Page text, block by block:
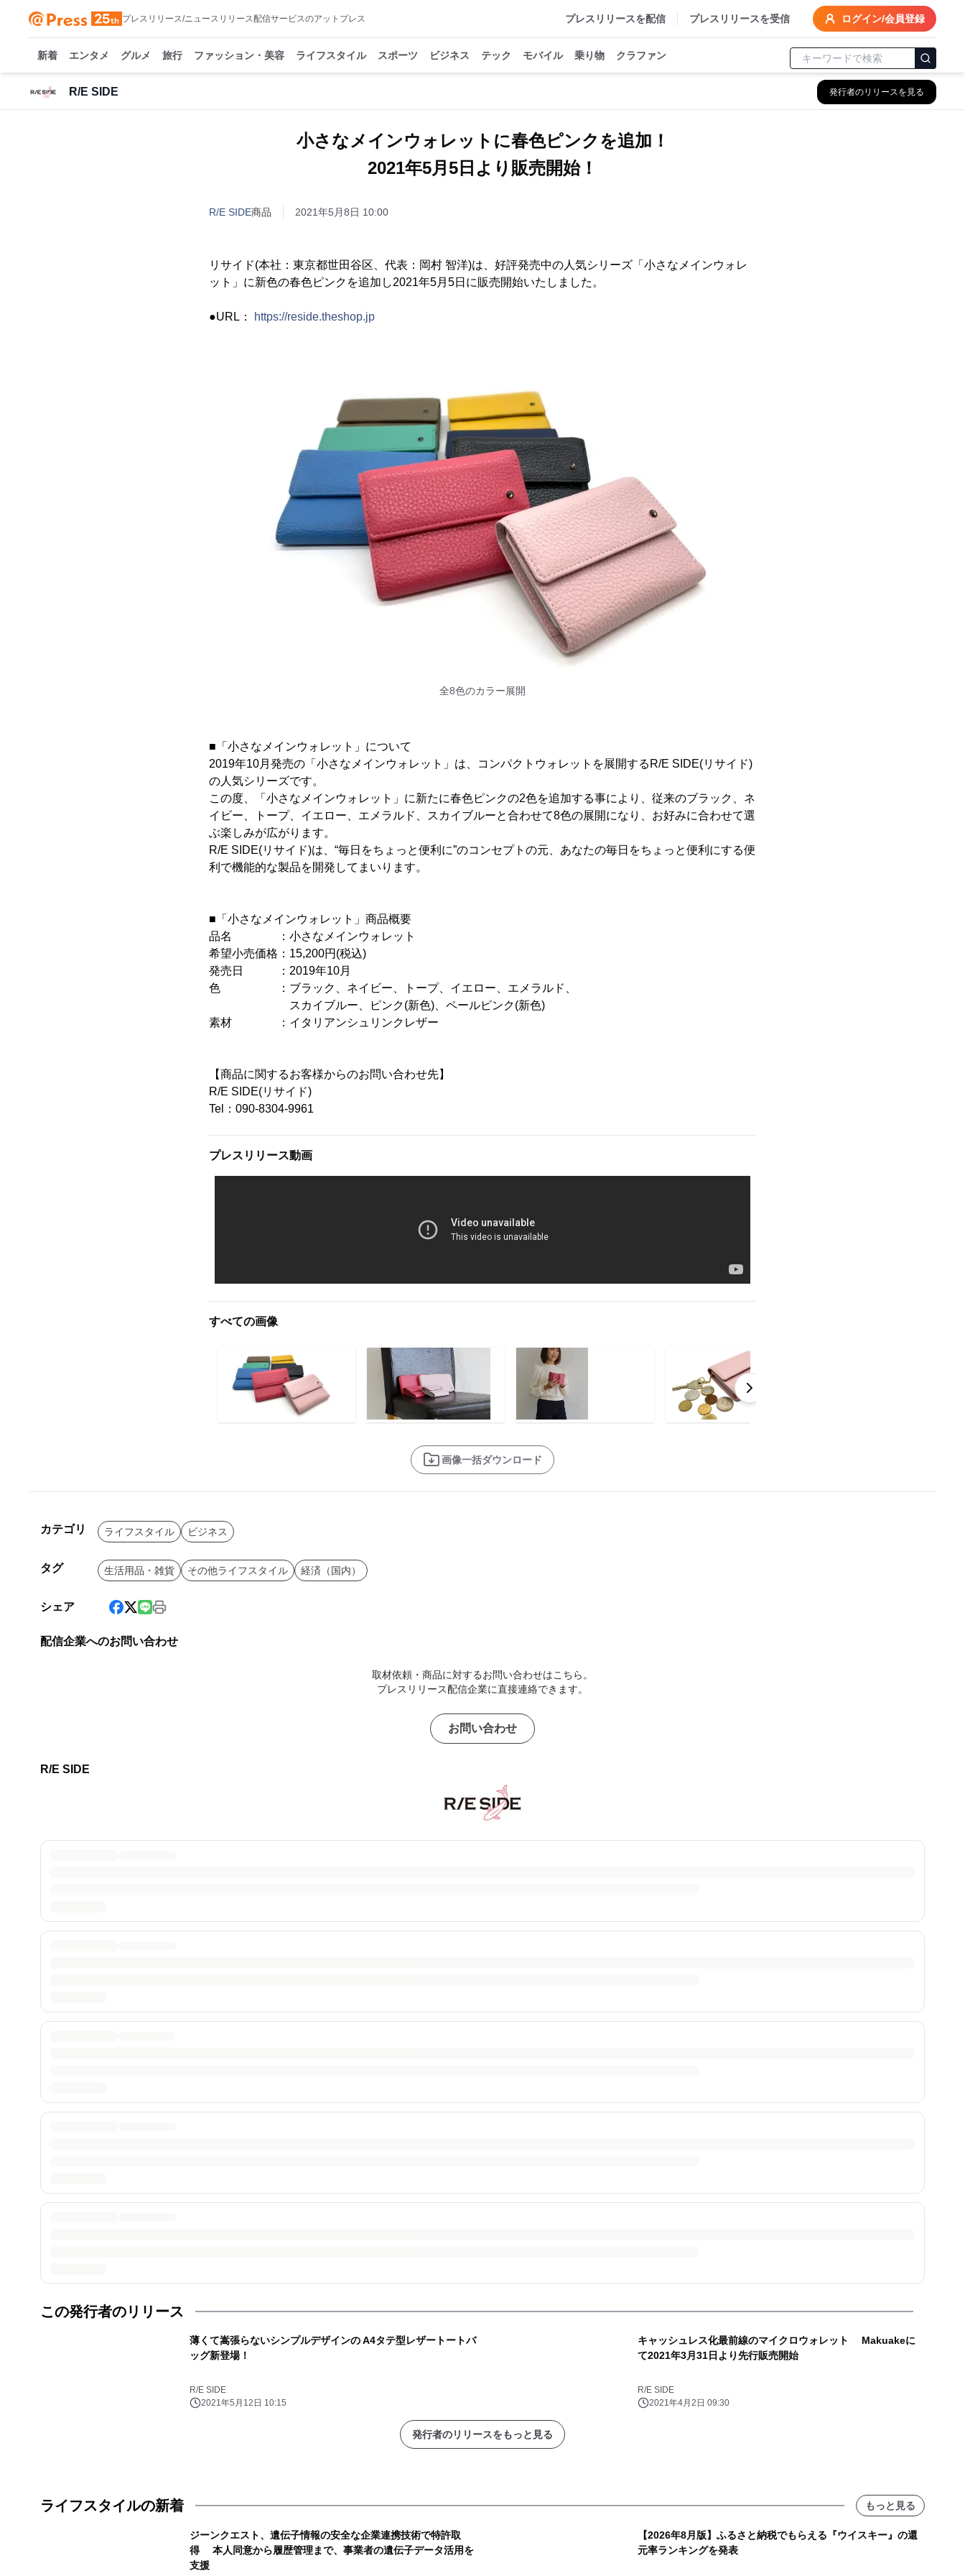
プレスリリース/ニュースリリース配信サービスのアットプレス プレスリリースを配信 プレスリリースを受信 ログイン/会員登録
新着 エンタメ グルメ 旅行 ファッション・美容 ライフスタイル スポーツ ビジネス テック モバイル 乗り物 クラファン
R/E SIDE 発行者のリリースを見る
小さなメインウォレットに春色ピンクを追加！
2021年5月5日より販売開始！
R/E SIDE商品 2021年5月8日 10:00
リサイド(本社：東京都世田谷区、代表：岡村 智洋)は、好評発売中の人気シリーズ「小さなメインウォレ
ット」に新色の春色ピンクを追加し2021年5月5日に販売開始いたしました。
●URL： https://reside.theshop.jp
全8色のカラー展開
■「小さなメインウォレット」について
2019年10月発売の「小さなメインウォレット」は、コンパクトウォレットを展開するR/E SIDE(リサイド)
の人気シリーズです。
この度、「小さなメインウォレット」に新たに春色ピンクの2色を追加する事により、従来のブラック、ネ
イビー、トープ、イエロー、エメラルド、スカイブルーと合わせて8色の展開になり、お好みに合わせて選
ぶ楽しみが広がります。
R/E SIDE(リサイド)は、“毎日をちょっと便利に”のコンセプトの元、あなたの毎日をちょっと便利にする便
利で機能的な製品を開発してまいります。
■「小さなメインウォレット」商品概要
品名 ：小さなメインウォレット
希望小売価格：15,200円(税込)
発売日 ：2019年10月
色 ：ブラック、ネイビー、トープ、イエロー、エメラルド、
スカイブルー、ピンク(新色)、ペールピンク(新色)
素材 ：イタリアンシュリンクレザー
【商品に関するお客様からのお問い合わせ先】
R/E SIDE(リサイド)
Tel：090-8304-9961
プレスリリース動画
すべての画像
画像一括ダウンロード
カテゴリ ライフスタイル ビジネス
タグ 生活用品・雑貨 その他ライフスタイル 経済（国内）
シェア
配信企業へのお問い合わせ
取材依頼・商品に対するお問い合わせはこちら。
プレスリリース配信企業に直接連絡できます。
お問い合わせ
R/E SIDE
この発行者のリリース
薄くて嵩張らないシンプルデザインの A4タテ型レザートートバ
ッグ新登場！
R/E SIDE
2021年5月12日 10:15
キャッシュレス化最前線のマイクロウォレット Makuakeに
て2021年3月31日より先行販売開始
R/E SIDE
2021年4月2日 09:30
発行者のリリースをもっと見る
ライフスタイルの新着 もっと見る
ジーンクエスト、遺伝子情報の安全な企業連携技術で特許取
得 本人同意から履歴管理まで、事業者の遺伝子データ活用を
支援
【2026年8月版】ふるさと納税でもらえる『ウイスキー』の還
元率ランキングを発表